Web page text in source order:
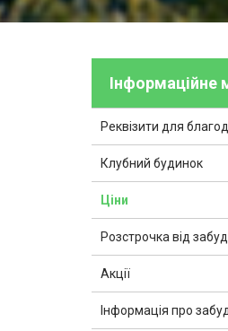
Інформаційне
Реквізити для
Клубний будинок
Ціни
Розстрочка від
Акції
Інформація про